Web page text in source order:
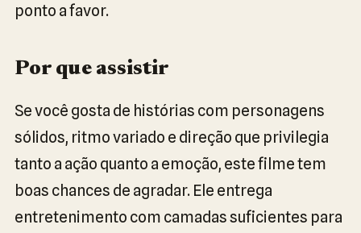
ponto a favor.
Por que assistir
Se você gosta de histórias com personagens
sólidos, ritmo variado e direção que privilegia
tanto a ação quanto a emoção, este filme tem
boas chances de agradar. Ele entrega
entretenimento com camadas suficientes para